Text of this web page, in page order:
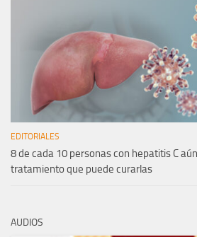
EDITORIALES
8 de cada 10 personas con hepatitis C
tratamiento que puede curarlas
AUDIOS